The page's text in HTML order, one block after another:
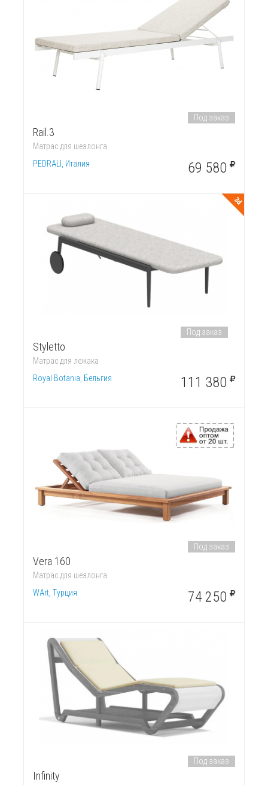
Rail.3
Матрас для шезлонга
PEDRALI, Италия
Под заказ
69 580
3d
Styletto
Матрас для лежака
Royal Botania, Бельгия
Под заказ
111 380
Vera 160
Матрас для шезлонга
WArt, Турция
Под заказ
74 250
Infinity
Под заказ